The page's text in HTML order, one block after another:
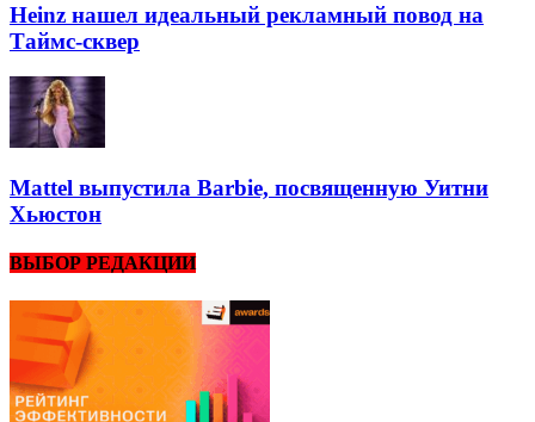
Heinz нашел идеальный рекламный повод на
Таймс-сквер
Mattel выпустила Barbie, посвященную Уитни
Хьюстон
ВЫБОР РЕДАКЦИИ